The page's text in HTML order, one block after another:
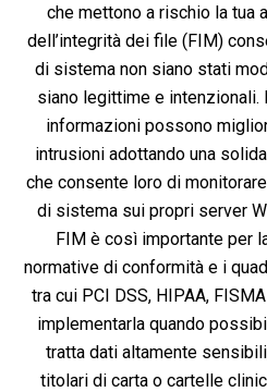
che mettono a rischio la tua
dell’integrità dei file (FIM)
di sistema non siano stati
siano legittime e
informazioni possono
intrusioni adottando una
che consente loro di
di sistema sui propri server
FIM è così importante per
normative di conformità e i
tra cui PCI DSS, HIPAA,
implementarla quando
tratta dati altamente
titolari di carta o cartelle